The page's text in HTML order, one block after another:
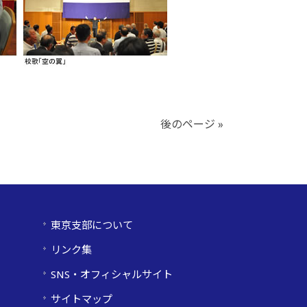
後のページ »
東京支部について
リンク集
SNS・オフィシャルサイト
サイトマップ